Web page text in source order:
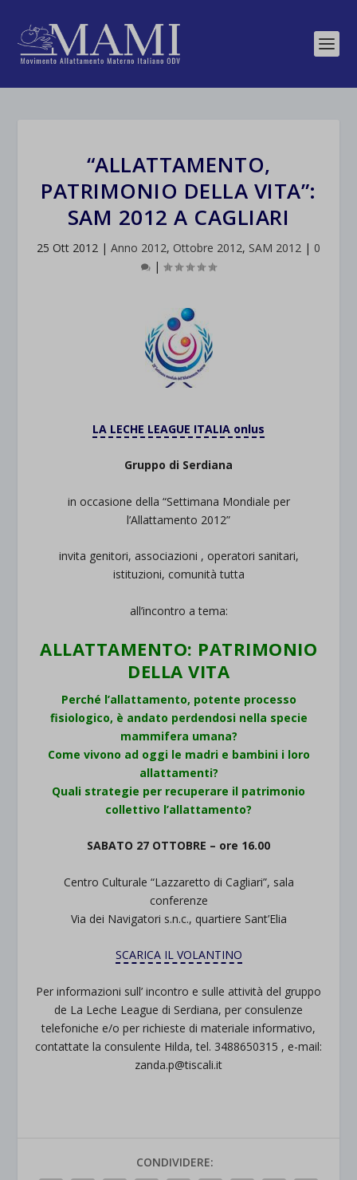
“ALLATTAMENTO,
PATRIMONIO DELLA VITA”:
SAM 2012 A CAGLIARI
25 Ott 2012 | Anno 2012, Ottobre 2012, SAM 2012 | 0
|
LA LECHE LEAGUE ITALIA onlus
Gruppo di Serdiana
in occasione della “Settimana Mondiale per
l’Allattamento 2012”
invita genitori, associazioni , operatori sanitari,
istituzioni, comunità tutta
all’incontro a tema:
ALLATTAMENTO: PATRIMONIO
DELLA VITA
Perché l’allattamento, potente processo
fisiologico, è andato perdendosi nella specie
mammifera umana?
Come vivono ad oggi le madri e bambini i loro
allattamenti?
Quali strategie per recuperare il patrimonio
collettivo l’allattamento?
SABATO 27 OTTOBRE – ore 16.00
Centro Culturale “Lazzaretto di Cagliari”, sala
conferenze
Via dei Navigatori s.n.c., quartiere Sant’Elia
SCARICA IL VOLANTINO
Per informazioni sull’ incontro e sulle attività del gruppo
de La Leche League di Serdiana, per consulenze
telefoniche e/o per richieste di materiale informativo,
contattate la consulente Hilda, tel. 3488650315 , e-mail:
zanda.p@tiscali.it
CONDIVIDERE: